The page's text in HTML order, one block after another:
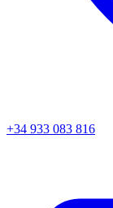
+34 933 083 816